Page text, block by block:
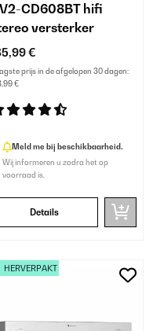
CD608BT hifi
versterker
€
prijs in de afgelopen 30 dagen:
€
Meld me bij beschikbaarheid.
Wij informeren u zodra het op
voorraad is.
Details
HERVERPAKT